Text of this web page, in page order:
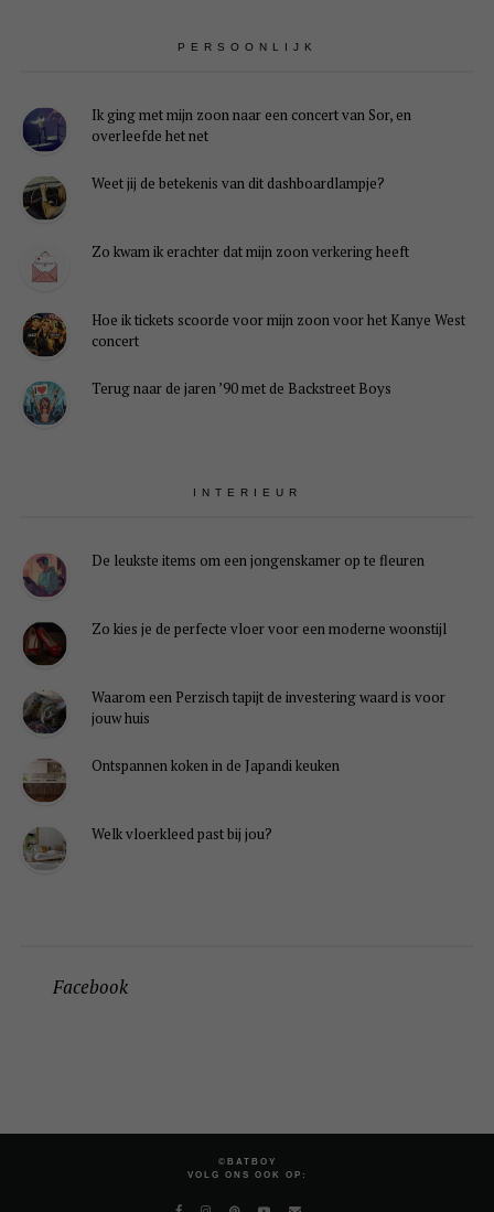
PERSOONLIJK
Ik ging met mijn zoon naar een concert van Sor, en
overleefde het net
Weet jij de betekenis van dit dashboardlampje?
Zo kwam ik erachter dat mijn zoon verkering heeft
Hoe ik tickets scoorde voor mijn zoon voor het Kanye West
concert
Terug naar de jaren ’90 met de Backstreet Boys
INTERIEUR
De leukste items om een jongenskamer op te fleuren
Zo kies je de perfecte vloer voor een moderne woonstijl
Waarom een Perzisch tapijt de investering waard is voor
jouw huis
Ontspannen koken in de Japandi keuken
Welk vloerkleed past bij jou?
Facebook
©BATBOY
VOLG ONS OOK OP: